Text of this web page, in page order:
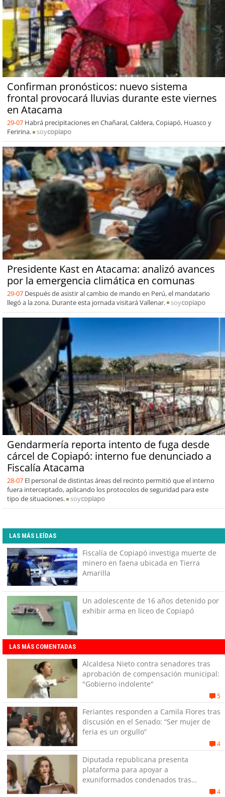
Confirman pronósticos: nuevo sistema
frontal provocará lluvias durante este viernes
en Atacama
29-07 Habrá precipitaciones en Chañaral, Caldera, Copiapó, Huasco y
Feririna.
soycopiapo
Presidente Kast en Atacama: analizó avances
por la emergencia climática en comunas
29-07 Después de asistir al cambio de mando en Perú, el mandatario
llegó a la zona. Durante esta jornada visitará Vallenar.
soycopiapo
Gendarmería reporta intento de fuga desde
cárcel de Copiapó: interno fue denunciado a
Fiscalía Atacama
28-07 El personal de distintas áreas del recinto permitió que el interno
fuera interceptado, aplicando los protocolos de seguridad para este
tipo de situaciones.
soycopiapo
LAS MÁS LEÍDAS
Fiscalía de Copiapó investiga muerte de
minero en faena ubicada en Tierra
Amarilla
Un adolescente de 16 años detenido por
exhibir arma en liceo de Copiapó
LAS MÁS COMENTADAS
Alcaldesa Nieto contra senadores tras
aprobación de compensación municipal:
"Gobierno indolente"
5
Feriantes responden a Camila Flores tras
discusión en el Senado: “Ser mujer de
feria es un orgullo”
4
Diputada republicana presenta
plataforma para apoyar a
exuniformados condenados tras
4